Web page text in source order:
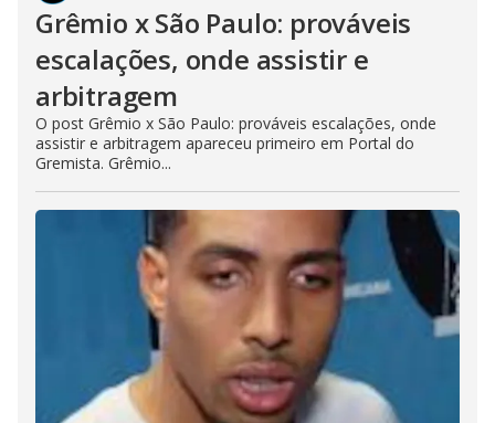
Grêmio x São Paulo: prováveis
escalações, onde assistir e
arbitragem
O post Grêmio x São Paulo: prováveis escalações, onde
assistir e arbitragem apareceu primeiro em Portal do
Gremista. Grêmio...